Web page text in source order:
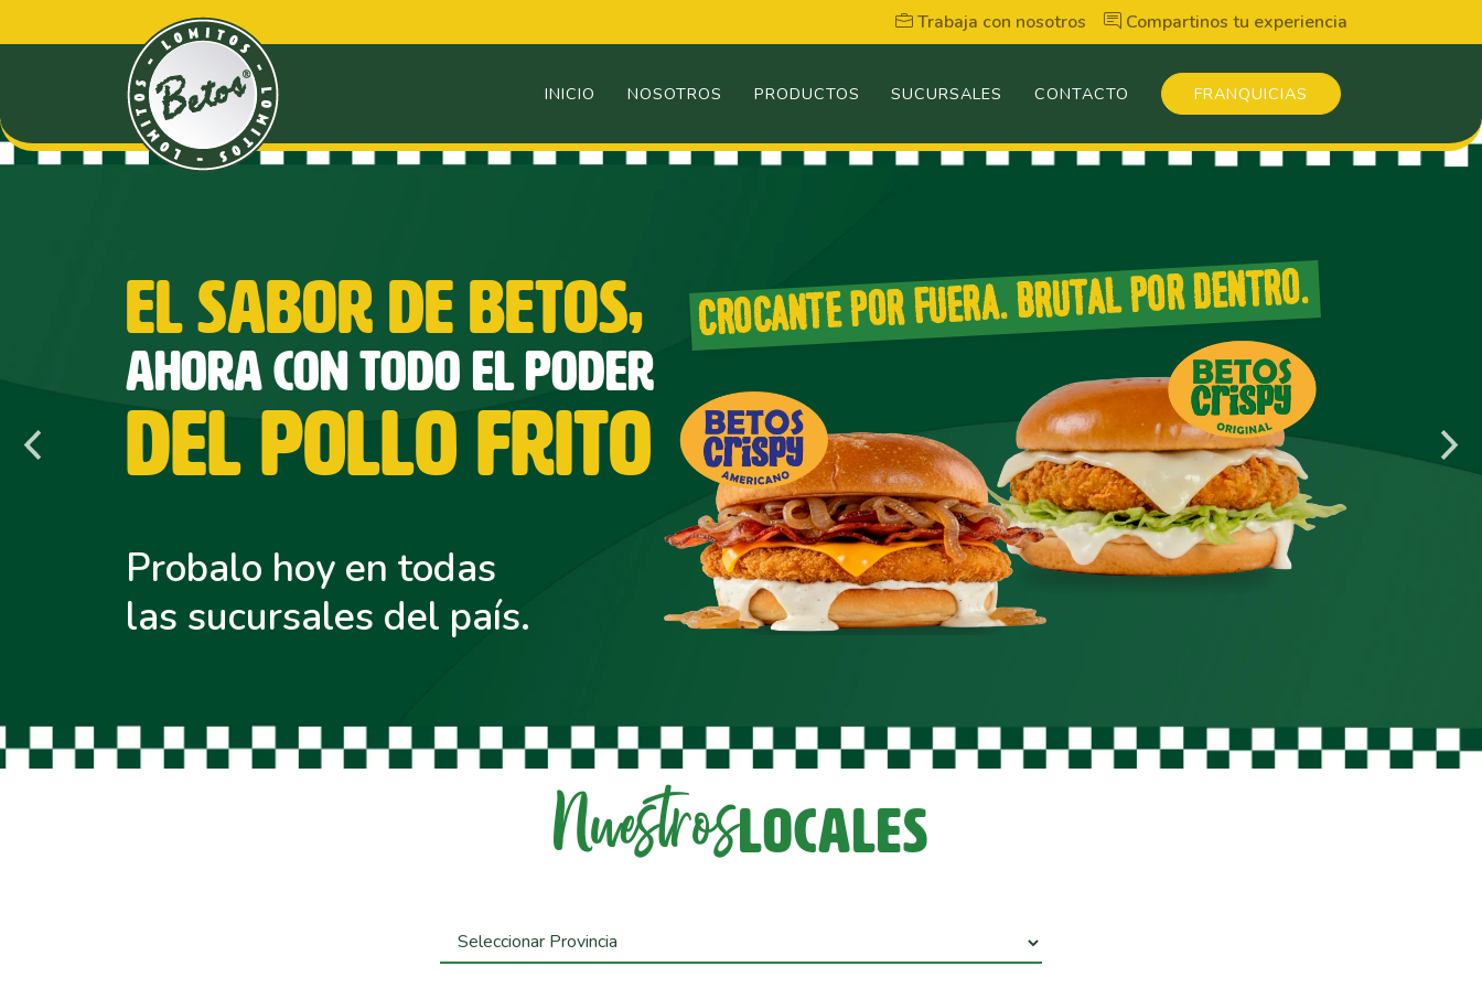
Trabaja con nosotros Compartinos tu experiencia
INICIO NOSOTROS PRODUCTOS SUCURSALES CONTACTO FRANQUICIAS
EL SABOR DE BETOS,
AHORA CON TODO EL PODER
DEL POLLO FRITO
Probalo hoy en todas
las sucursales del país.
CROCANTE POR FUERA. BRUTAL POR DENTRO.
NuestrosLOCALES